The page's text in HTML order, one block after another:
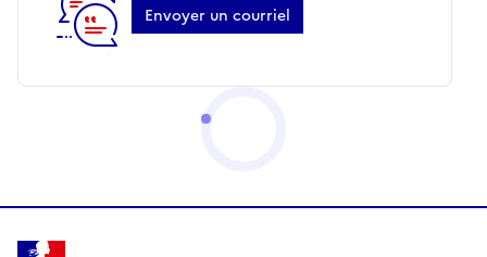
Envoyer un courriel